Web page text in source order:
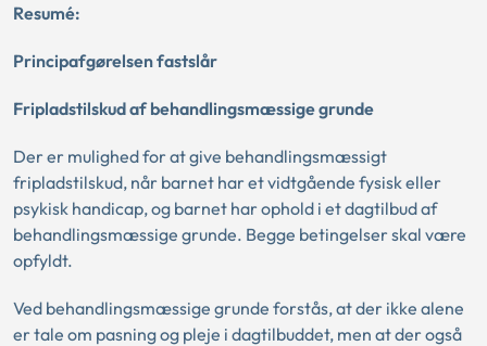
Resumé:
Principafgørelsen fastslår
Fripladstilskud af behandlingsmæssige grunde
Der er mulighed for at give behandlingsmæssigt
fripladstilskud, når barnet har et vidtgående fysisk eller
psykisk handicap, og barnet har ophold i et dagtilbud af
behandlingsmæssige grunde. Begge betingelser skal være
opfyldt.
Ved behandlingsmæssige grunde forstås, at der ikke alene
er tale om pasning og pleje i dagtilbuddet, men at der også